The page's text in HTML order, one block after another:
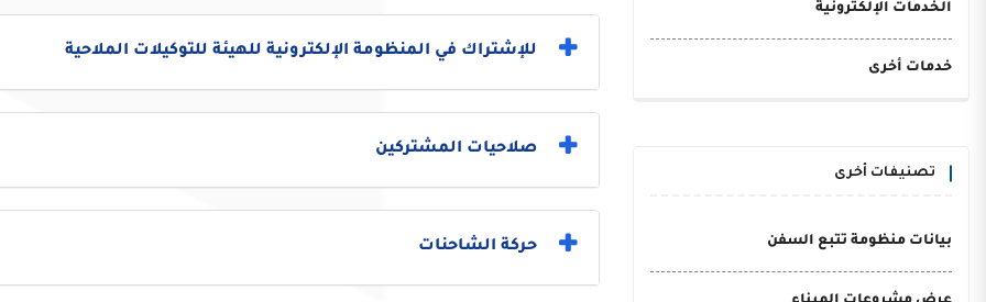
الخدمات الإلكترونية
خدمات أخرى
تصنيفات أخرى
بيانات منظومة تتبع السفن
للإشتراك في المنظومة الإلكترونية للهيئة للتوكيلات الملاحية
صلاحيات المشتركين
حركة الشاحنات